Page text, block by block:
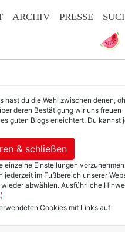
ARCHIV PRESSE
50+ LIFESTYLE BEAUTY
am
hast du die Wahl zwischen denen,
deren Bestätigung wir uns freuen
guten Blogs erleichtert. Du kannst
& schließen
Einstellungen
jederzeit im Fußbereich unserer
abwählen. Ausführliche
.)
Cookies mit Links auf